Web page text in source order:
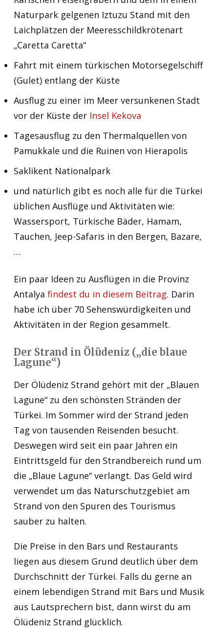
Naturpark gelgenen Iztuzu Stand mit den
Laichplätzen der Meeresschildkrötenart
„Caretta Caretta“
Fahrt mit einem türkischen Motorsegelschiff
(Gulet) entlang der Küste
Ausflug zu einer im Meer versunkenen Stadt
vor der Küste der Insel Kekova
Tagesausflug zu den Thermalquellen von
Pamukkale und die Ruinen von Hierapolis
Saklikent Nationalpark
und natürlich gibt es noch alle für die Türkei
üblichen Ausflüge und Aktivitäten wie:
Wassersport, Türkische Bäder, Hamam,
Tauchen, Jeep-Safaris in den Bergen, Bazare,
…
Ein paar Ideen zu Ausflügen in die Provinz
Antalya findest du in diesem Beitrag. Darin
habe ich über 70 Sehenswürdigkeiten und
Aktivitäten in der Region gesammelt.
Der Strand in Ölüdeniz („die blaue
Lagune“)
Der Ölüdeniz Strand gehört mit der „Blauen
Lagune“ zu den schönsten Stränden der
Türkei. Im Sommer wird der Strand jeden
Tag von tausenden Reisenden besucht.
Deswegen wird seit ein paar Jahren ein
Eintrittsgeld für den Strandbereich rund um
die „Blaue Lagune“ verlangt. Das Geld wird
verwendet um das Naturschutzgebiet am
Strand von den Spuren des Tourismus
sauber zu halten.
Die Preise in den Bars und Restaurants
liegen aus diesem Grund deutlich über dem
Durchschnitt der Türkei. Falls du gerne an
einem lebendigen Strand mit Bars und Musik
aus Lautsprechern bist, dann wirst du am
Ölüdeniz Strand glücklich.